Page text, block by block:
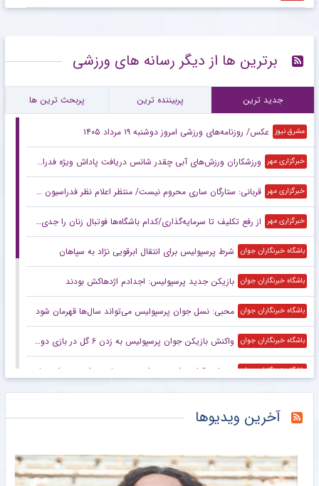
برترین ها از دیگر رسانه های ورزشی
جدید ترین پربیننده ترین پربحث ترین ها
مشرق نیوز عکس/ روزنامه‌های ورزشی امروز دوشنبه ۱۹ مرداد ۱۴۰۵
خبرگزاری مهر ورزشکاران ورزش‌های آبی چقدر شانس دریافت پاداش ویژه فدراسیون را دارند؟
خبرگزاری مهر قربانی: ستارگان ساری محروم نیست/ منتظر اعلام نظر فدراسیون کشتی هستیم
خبرگزاری مهر از رفع تکلیف تا سرمایه‌گذاری/کدام باشگاه‌ها فوتبال زنان را جدی گرفتند؟
باشگاه خبرنگاران جوان شرط پرسپولیس برای انتقال ابرقویی نژاد به سپاهان
باشگاه خبرنگاران جوان بازیکن جدید پرسپولیس: اجدادم اژدهاکش بودند
باشگاه خبرنگاران جوان محبی: نسل جوان پرسپولیس می‌تواند سال‌ها قهرمان شود
باشگاه خبرنگاران جوان واکنش بازیکن جوان پرسپولیس به زدن ۶ گل در بازی دوستانه
باشگاه خبرنگاران جوان پورعلی: قول پوشیدن پیراهن پرسپولیس را به مهرداد میناوند داده بودم
خبرانلاین نکونام در تراکتور بمب می‌ترکاند؛ رامین به تبریز می‌رود، یک مدافع پرسپولیسی می‌شود!
آخرین ویدیوها